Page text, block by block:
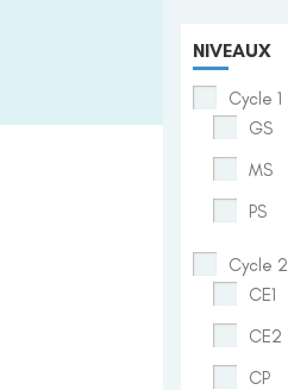
NIVEAUX
Cycle 1
GS
MS
PS
Cycle 2
CE1
CE2
CP